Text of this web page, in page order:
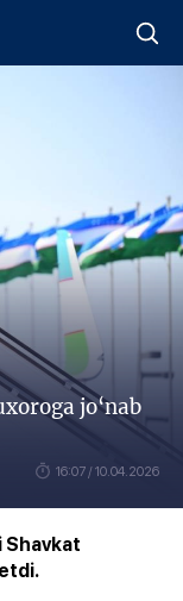
jo‘nab
16:07 / 10.04.2026
Shavkat